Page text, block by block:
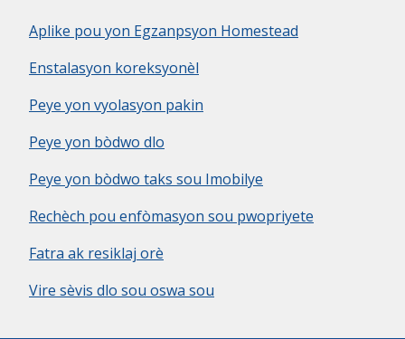
Aplike pou yon Egzanpsyon Homestead
Enstalasyon koreksyonèl
Peye yon vyolasyon pakin
Peye yon bòdwo dlo
Peye yon bòdwo taks sou Imobilye
Rechèch pou enfòmasyon sou pwopriyete
Fatra ak resiklaj orè
Vire sèvis dlo sou oswa sou